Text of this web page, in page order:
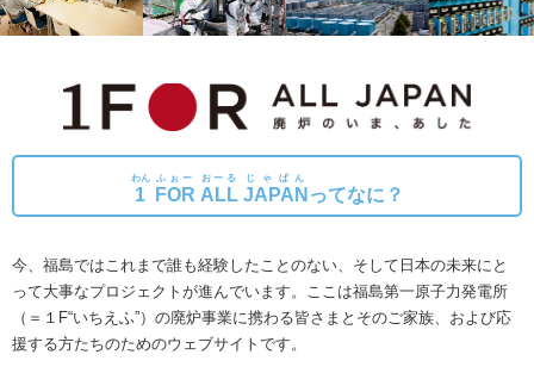
1
わん
FOR
ふぉー
ALL
おーる
JAPAN
じゃぱん
ってなに？
今、福島ではこれまで誰も経験したことのない、そして日本の未来にと
って大事なプロジェクトが進んでいます。
ここは福島第一原子力発電所
（＝１F“いちえふ”）の廃炉事業に携わる皆さまとそのご家族、および応
援する方たちのためのウェブサイトです。